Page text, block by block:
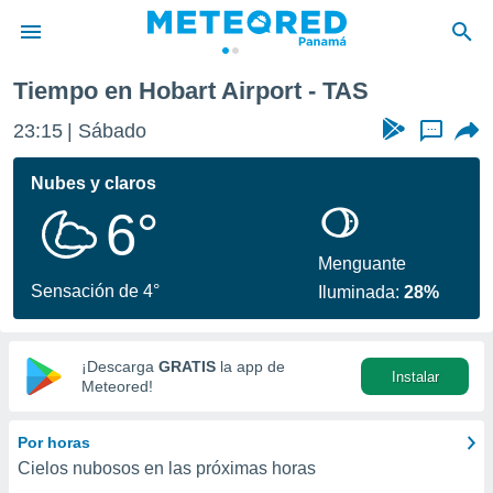
de
ha
calidad.
a este
las
y
digital
basada
Tiempo en Hobart Airport - TAS
23:15 Sábado ...
Nubes y claros
6°
Sensación de 4°
Menguante
Iluminada:28%
¡Descarga GRATIS la app de
Meteored!
Instalar
Por horas
Cielos nubosos en las próximas horas